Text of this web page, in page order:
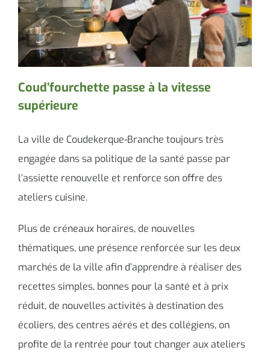
Contacter le maire
Coud’fourchette passe à la vitesse
supérieure
La ville de Coudekerque-Branche toujours très
engagée dans sa politique de la santé passe par
l’assiette renouvelle et renforce son offre des
ateliers cuisine.
Plus de créneaux horaires, de nouvelles
thématiques, une présence renforcée sur les deux
marchés de la ville afin d’apprendre à réaliser des
recettes simples, bonnes pour la santé et à prix
réduit, de nouvelles activités à destination des
écoliers, des centres aérés et des collégiens, on
profite de la rentrée pour tout changer aux ateliers